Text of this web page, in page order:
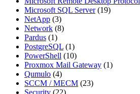
Microsoft SQL Server(19)
NetApp (3)
Network (8)
Pardus (1)
PostgreSQL (1)
PowerShell (10)
Proxmox Mail Gateway (1)
Qumulo (4)
SCCM / MECM (23)